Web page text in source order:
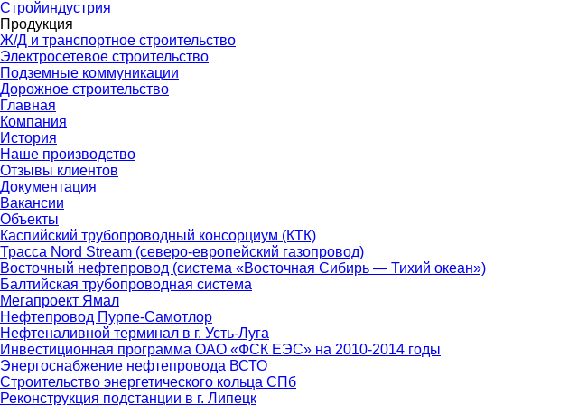
Стройиндустрия
Продукция
Ж/Д и транспортное строительство
Электросетевое строительство
Подземные коммуникации
Дорожное строительство
Главная
Компания
История
Наше производство
Отзывы клиентов
Документация
Вакансии
Объекты
Каспийский трубопроводный консорциум (КТК)
Трасса Nord Stream (северо-европейский газопровод)
Восточный нефтепровод (система «Восточная Сибирь — Тихий океан»)
Балтийская трубопроводная система
Мегапроект Ямал
Нефтепровод Пурпе-Самотлор
Нефтеналивной терминал в г. Усть-Луга
Инвестиционная программа ОАО «ФСК ЕЭС» на 2010-2014 годы
Энергоснабжение нефтепровода ВСТО
Строительство энергетического кольца СПб
Реконструкция подстанции в г. Липецк